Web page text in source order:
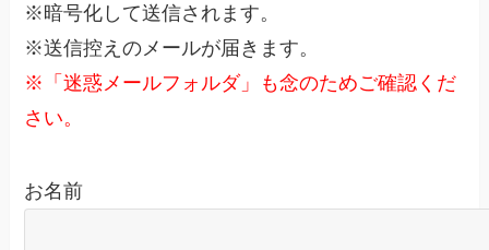
※暗号化して送信されます。
※送信控えのメールが届きます。
※「迷惑メールフォルダ」も念のためご確認くだ
さい。
お名前